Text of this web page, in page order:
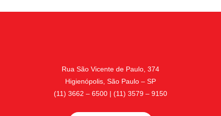
Rua São Vicente de Paulo, 374
Higienópolis, São Paulo – SP
(11) 3662 – 6500 | (11) 3579 – 9150